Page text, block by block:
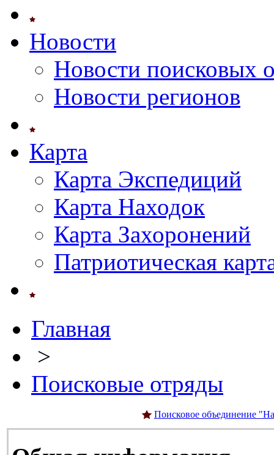
Новости
Новости поисковых
Новости регионов
Карта
Карта Экспедиций
Карта Находок
Карта Захоронений
Патриотическая
Главная
>
Поисковые отряды
Поисковое объединение